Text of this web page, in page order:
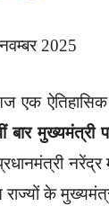
2025
एक
बार
के